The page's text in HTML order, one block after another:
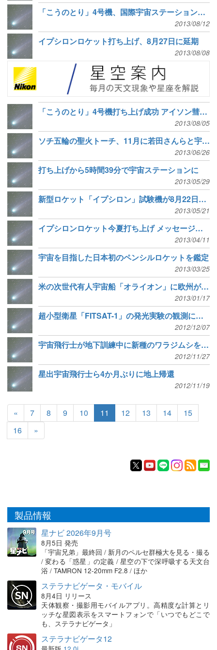
「こうのとり」4号機、国際宇宙ステーションにドッキング
2013/08/12
イプシロンロケット打ち上げ、8月27日に延期
2013/08/08
「こうのとり」4号機打ち上げ成功 アイソン彗星撮影用カメラも搭載
2013/08/05
ソチ五輪の聖火トーチ、11月に若田さんらと宇宙へ
2013/06/26
打ち上げから5時間39分で宇宙ステーションに
2013/05/29
新型ロケット「イプシロン」試験機が8月22日打ち上げ
2013/05/21
イプシロンロケット今夏打ち上げ メッセージ募集中
2013/04/11
宇宙を目指した日本初のペンシルロケットを鑑定
2013/03/25
米の次世代有人宇宙船「オライオン」に欧州が協力合意
2013/01/17
超小型衛星「FITSAT-1」の発光実験の観測にご協力ください
2012/12/07
宇宙飛行士が地下訓練中に新種のワラジムシを発見
2012/11/27
星出宇宙飛行士ら4か月ぶりに地上帰還
2012/11/19
« 7 8 9 10 11 12 13 14
15
16
»
製品情報
星ナビ 2026年9月号
8月5日 発売
「宇宙兄弟」最終回 / 新月のペルセ群極大を見る・撮る
/ 変わる「惑星」の定義 / 星空の下で深呼吸する天文台
浴 / TAMRON 12-20mm F2.8 / ほか
ステラナビゲータ・モバイル
8月4日 リリース
天体観察・撮影用モバイルアプリ。高精度な計算とリ
ッチな星図表示をスマートフォンで「いつでもどこで
も、ステラナビゲータ」
ステラナビゲータ12